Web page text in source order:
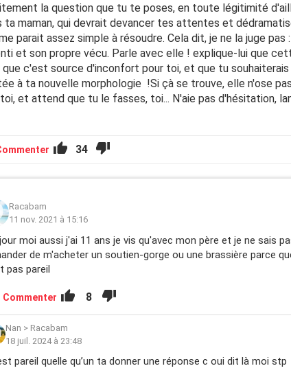
la question que tu te poses, en toute légitimité
ta maman, qui devrait devancer tes attentes et
parait assez simple à résoudre. Cela dit, je ne la juge pas
et son propre vécu. Parle avec elle ! explique-lui que
que c'est source d'inconfort pour toi, et que tu
à ta nouvelle morphologie !Si çà se trouve, elle n'ose
et attend que tu le fasses, toi... N'aie pas d'hésitation,
34
Racabam
11 nov. 2021 à 15:16
moi aussi j'ai 11 ans je vis qu'avec mon père et je ne sais
de m'acheter un soutien-gorge ou une brassière parce
pas pareil
Commenter 8
Nan > Racabam
18 juil. 2024 à 23:48
pareil quelle qu’un ta donner une réponse c oui dit là moi stp